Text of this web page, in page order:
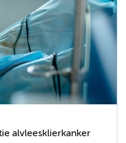
alvleesklierkanker